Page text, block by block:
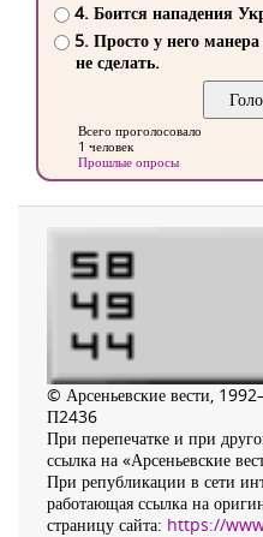
4. Боится нападения
5. Просто у него
не сделать.
Всего проголосовало
1 человек
Прошлые опросы
© Арсеньевские вести,
П2436
При перепечатке и при
ссылка на «Арсеньевские
При републикации в сети
работающая ссылка на
страницу сайта: https://